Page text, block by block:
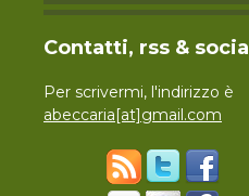
Contatti, rss & social
Per scrivermi, l'indirizzo è
abeccaria[at]gmail.com